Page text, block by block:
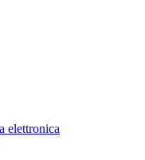
elettronica